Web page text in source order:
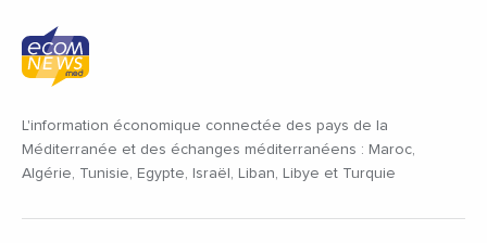
L'information économique connectée des pays de la
Méditerranée et des échanges méditerranéens : Maroc,
Algérie, Tunisie, Egypte, Israël, Liban, Libye et Turquie